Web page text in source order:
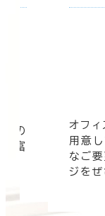
の
豊富
オフ
用意
なご
ジをぜ